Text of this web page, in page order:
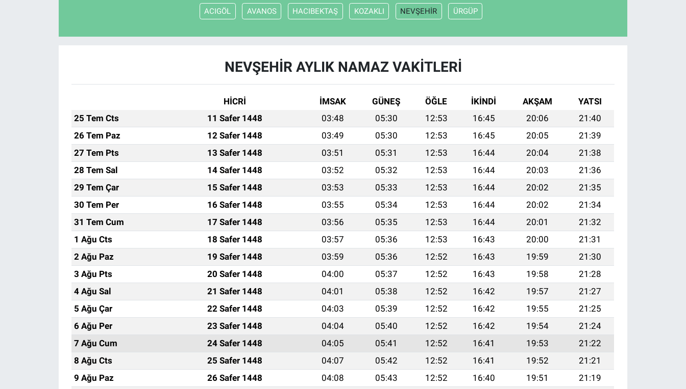
ACIGÖL AVANOS HACIBEKTAŞ KOZAKLI NEVŞEHİR ÜRGÜP
NEVŞEHİR AYLIK NAMAZ VAKITLERI
HİCRİ İMSAK GÜNEŞ ÖĞLE İKINDI AKŞAM
YATSI
25 Tem Cts
11 Safer 1448 03:48 05:30 12:53 16:45 20:06
21:40
26 Tem Paz
12 Safer 1448 03:49 05:30 12:53 16:45 20:05
21:39
27 Tem Pts
13 Safer 1448 03:51 05:31 12:53 16:44 20:04
21:38
28 Tem Sal
14 Safer 1448 03:52 05:32 12:53 16:44 20:03
21:36
29 Tem Çar
15 Safer 1448 03:53 05:33 12:53 16:44 20:02
21:35
30 Tem Per
16 Safer 1448 03:55 05:34 12:53 16:44 20:02
21:34
31 Tem Cum
17 Safer 1448 03:56 05:35 12:53 16:44 20:01
21:32
1 Ağu Cts
18 Safer 1448 03:57 05:36 12:53 16:43 20:00
21:31
2 Ağu Paz
19 Safer 1448 03:59 05:36 12:52 16:43 19:59
21:30
3 Ağu Pts
20 Safer 1448 04:00 05:37 12:52 16:43 19:58
21:28
4 Ağu Sal
21 Safer 1448 04:01 05:38 12:52 16:42 19:57
21:27
5 Ağu Çar
22 Safer 1448 04:03 05:39 12:52 16:42 19:55
21:25
6 Ağu Per
23 Safer 1448 04:04 05:40 12:52 16:42 19:54
21:24
7 Ağu Cum
24 Safer 1448 04:05 05:41 12:52 16:41 19:53
21:22
8 Ağu Cts
25 Safer 1448 04:07 05:42 12:52 16:41 19:52
21:21
9 Ağu Paz
26 Safer 1448 04:08 05:43 12:52 16:40 19:51
21:19